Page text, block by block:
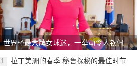
世界杯最大牌女球迷，一举动令人钦佩
1 拉丁美洲的春季 秘鲁探秘的最佳时节